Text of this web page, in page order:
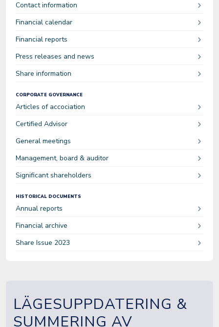
Contact information
Financial calendar
Financial reports
Press releases and news
Share information
CORPORATE GOVERNANCE
Articles of accociation
Certified Advisor
General meetings
Management, board & auditor
Significant shareholders
HISTORICAL DOCUMENTS
Annual reports
Financial archive
Share Issue 2023
LÄGESUPPDATERING &
SUMMERING AV